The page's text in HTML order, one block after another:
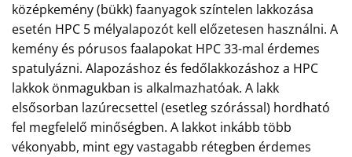
középkemény (bükk) faanyagok színtelen lakkozása
esetén HPC 5 mélyalapozót kell előzetesen használni. A
kemény és pórusos faalapokat HPC 33-mal érdemes
spatulyázni. Alapozáshoz és fedőlakkozáshoz a HPC
lakkok önmagukban is alkalmazhatóak. A lakk
elsősorban lazúrecsettel (esetleg szórással) hordható
fel megfelelő minőségben. A lakkot inkább több
vékonyabb, mint egy vastagabb rétegben érdemes